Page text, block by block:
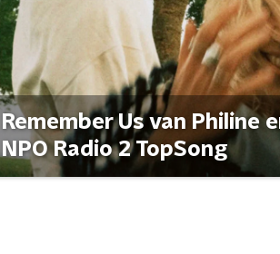
Remember Us van Philine
NPO Radio 2 TopSong